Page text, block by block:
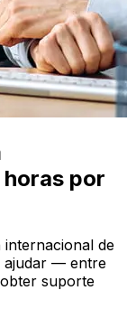
por
internacional de
ajudar — entre
suporte